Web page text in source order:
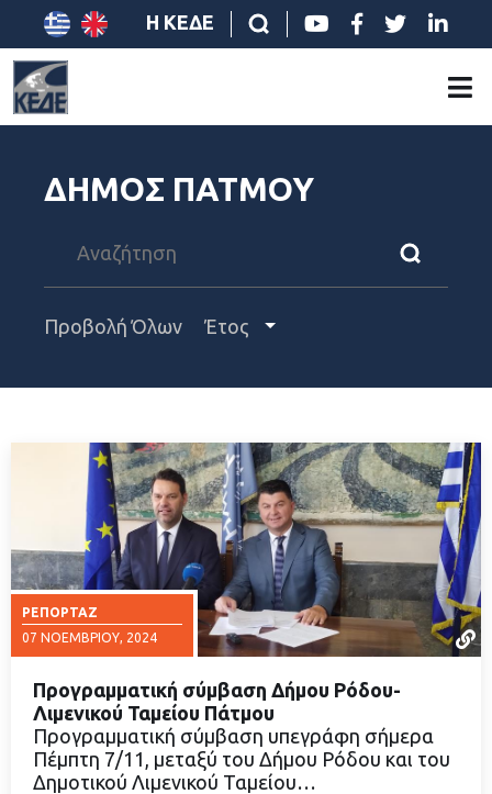
Η ΚΕΔΕ
ΔΗΜΟΣ ΠΑΤΜΟΥ
Προβολή Όλων Έτος
ΡΕΠΟΡΤΆΖ
07 ΝΟΕΜΒΡΊΟΥ, 2024
ΔΙΑΒΑΣΤΕ ΠΕΡΙΣΣΟΤΕΡΑ
Προγραμματική σύμβαση Δήμου Ρόδου-
Λιμενικού Ταμείου Πάτμου
Προγραμματική σύμβαση υπεγράφη σήμερα
Πέμπτη 7/11, μεταξύ του Δήμου Ρόδου και του
Δημοτικού Λιμενικού Ταμείου…